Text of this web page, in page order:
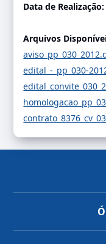
Data de
Arquivos
edital_-_pp_030-